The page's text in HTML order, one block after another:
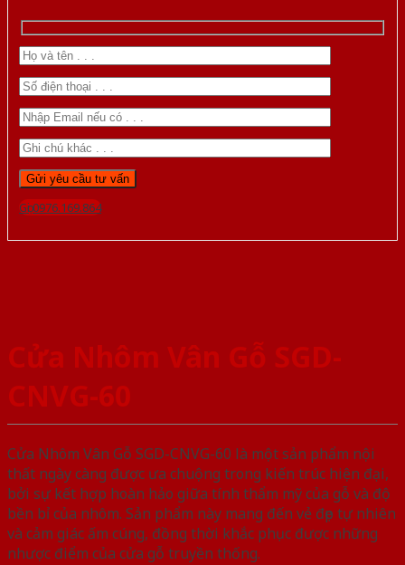
Gọi 0976.169.864
Cửa Nhôm Vân Gỗ SGD-
CNVG-60
Cửa Nhôm Vân Gỗ SGD-CNVG-60 là một sản phẩm nội
thất ngày càng được ưa chuộng trong kiến trúc hiện đại,
bởi sự kết hợp hoàn hảo giữa tính thẩm mỹ của gỗ và độ
bền bỉ của nhôm. Sản phẩm này mang đến vẻ đẹp tự nhiên
và cảm giác ấm cúng, đồng thời khắc phục được những
nhược điểm của cửa gỗ truyền thống.